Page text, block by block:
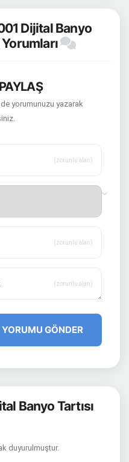
Dijital Banyo
Yorumları
yorumunuzu yazarak
(zorunlu alan)
(zorunlu alan)
(zorunlu alan)
YORUMU GÖNDER
Banyo Tartısı
duyurulmuştur.